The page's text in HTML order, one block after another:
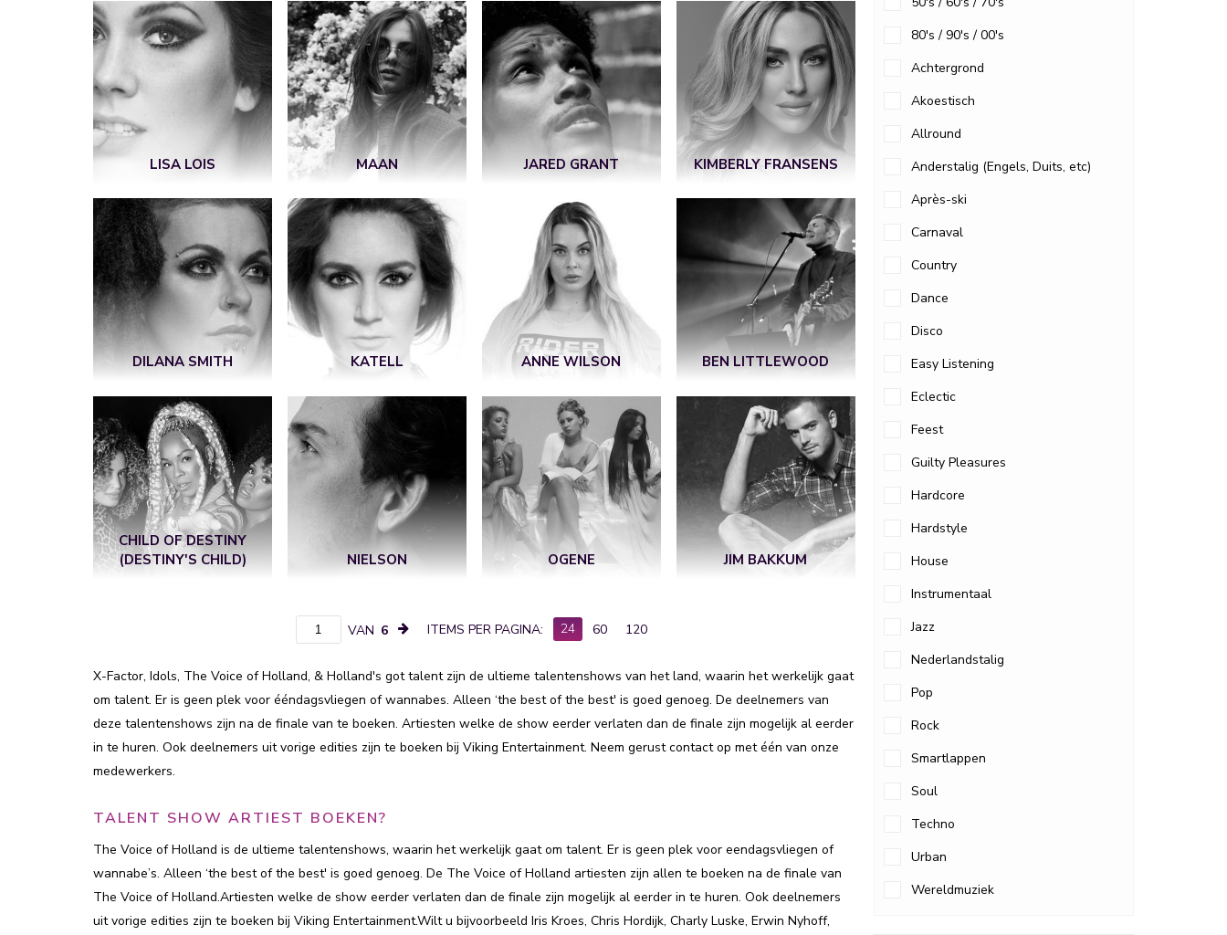
LISA LOIS MAAN JARED GRANT KIMBERLY FRANSENS
DILANA SMITH KATELL ANNE WILSON BEN LITTLEWOOD
CHILD OF DESTINY
(DESTINY'S CHILD)
NIELSON OGENE JIM BAKKUM
VAN 6 ITEMS PER PAGINA: 24 60 120
X-Factor, Idols, The Voice of Holland, & Holland's got talent zijn de ultieme talentenshows van het land, waarin het werkelijk gaat
om talent. Er is geen plek voor ééndagsvliegen of wannabes. Alleen ‘the best of the best' is goed genoeg. De deelnemers van
deze talentenshows zijn na de finale van te boeken. Artiesten welke de show eerder verlaten dan de finale zijn mogelijk al eerder
in te huren. Ook deelnemers uit vorige edities zijn te boeken bij Viking Entertainment. Neem gerust contact op met één van onze
medewerkers.
TALENT SHOW ARTIEST BOEKEN?
The Voice of Holland is de ultieme talentenshows, waarin het werkelijk gaat om talent. Er is geen plek voor eendagsvliegen of
wannabe’s. Alleen ‘the best of the best' is goed genoeg. De The Voice of Holland artiesten zijn allen te boeken na de finale van
The Voice of Holland.Artiesten welke de show eerder verlaten dan de finale zijn mogelijk al eerder in te huren. Ook deelnemers
uit vorige edities zijn te boeken bij Viking Entertainment.Wilt u bijvoorbeeld Iris Kroes, Chris Hordijk, Charly Luske, Erwin Nyhoff,
80's / 90's / 00's
Achtergrond
Akoestisch
Allround
Anderstalig (Engels, Duits, etc)
Après-ski
Carnaval
Country
Dance
Disco
Easy Listening
Eclectic
Feest
Guilty Pleasures
Hardcore
Hardstyle
House
Instrumentaal
Jazz
Nederlandstalig
Pop
Rock
Smartlappen
Soul
Techno
Urban
Wereldmuziek